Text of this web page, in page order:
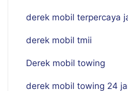
derek mobil terpercaya
derek mobil tmii
Derek mobil towing
derek mobil towing 24